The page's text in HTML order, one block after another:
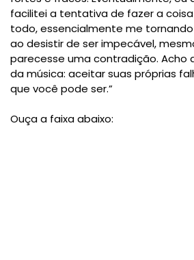
facilitei a tentativa de fazer a
todo, essencialmente me
ao desistir de ser impecável,
parecesse uma contradição. Acho
da música: aceitar suas próprias
que você pode ser.”
Ouça a faixa abaixo: